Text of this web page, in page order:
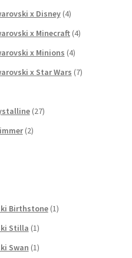
x Disney (4)
x Minecraft (4)
x Minions (4)
x Star Wars (7)
(27)
(2)
Birthstone (1)
Stilla (1)
Swan (1)